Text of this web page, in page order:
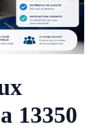
13350